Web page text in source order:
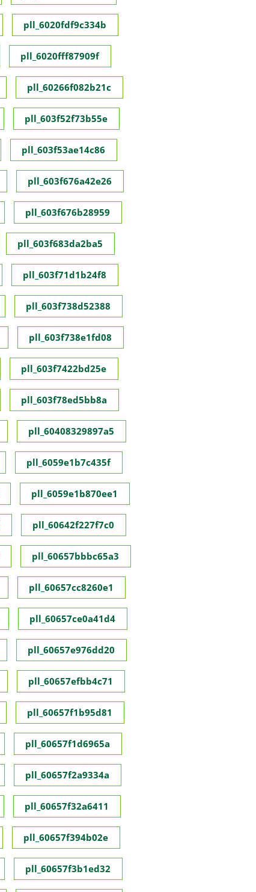
pll_6020fdf9c334b
pll_6020fff87909f
pll_60266f082b21c
pll_603f52f73b55e
pll_603f53ae14c86
pll_603f676a42e26
pll_603f676b28959
pll_603f683da2ba5
pll_603f71d1b24f8
pll_603f738d52388
pll_603f738e1fd08
pll_603f7422bd25e
pll_603f78ed5bb8a
pll_60408329897a5
pll_6059e1b7c435f
pll_6059e1b870ee1
pll_60642f227f7c0
pll_60657bbbc65a3
pll_60657cc8260e1
pll_60657ce0a41d4
pll_60657e976dd20
pll_60657efbb4c71
pll_60657f1b95d81
pll_60657f1d6965a
pll_60657f2a9334a
pll_60657f32a6411
pll_60657f394b02e
pll_60657f3b1ed32